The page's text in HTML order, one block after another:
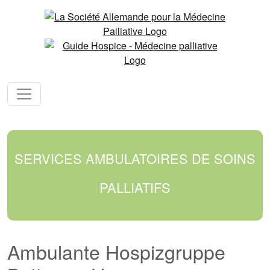
SERVICES AMBULATOIRES DE SOINS
PALLIATIFS
Ambulante Hospizgruppe